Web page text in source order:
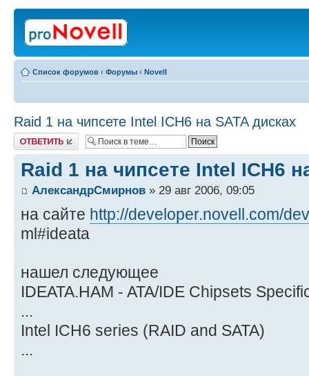
Список форумов ‹ Форумы ‹ Novell
Raid 1 на чипсете Intel ICH6 на SATA дисках
Ответить
Raid 1 на чипсете Intel ICH6
АлександрСмирнов » 29 авг 2006, 09:05
на сайте http://developer.novell.com/
ml#ideata
нашел следующее
IDEATA.HAM - ATA/IDE Chipsets
...
Intel ICH6 series (RAID and SATA)
...